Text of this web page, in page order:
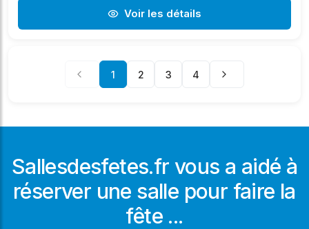
Voir les détails
1 2 3 4
Sallesdesfetes.fr vous a aidé à
réserver une salle pour faire la
fête ...